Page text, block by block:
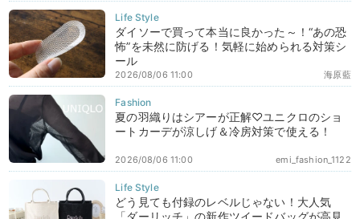
ダイソーで買って本当に良かった～！“あの恐
怖”を未然に防げる！気軽に始められる対策シ
ール
海原藍
2026/08/06 11:00
夏の羽織りはシアーが正解♡ユニクロのショ
ートカーデが涼しげ＆冷房対策で使える！
emi_fashion_1122
2026/08/06 11:00
どう見ても付録のレベルじゃない！大人気
「ダーリッチ」の新作ツイードバッグが高見